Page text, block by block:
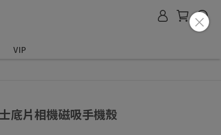
VIP
底片相機磁吸手機殼